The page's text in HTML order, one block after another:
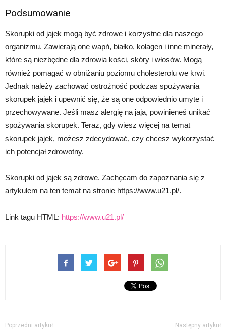
Podsumowanie
Skorupki od jajek mogą być zdrowe i korzystne dla naszego
organizmu. Zawierają one wapń, białko, kolagen i inne minerały,
które są niezbędne dla zdrowia kości, skóry i włosów. Mogą
również pomagać w obniżaniu poziomu cholesterolu we krwi.
Jednak należy zachować ostrożność podczas spożywania
skorupek jajek i upewnić się, że są one odpowiednio umyte i
przechowywane. Jeśli masz alergię na jaja, powinieneś unikać
spożywania skorupek. Teraz, gdy wiesz więcej na temat
skorupek jajek, możesz zdecydować, czy chcesz wykorzystać
ich potencjał zdrowotny.
Skorupki od jajek są zdrowe. Zachęcam do zapoznania się z
artykułem na ten temat na stronie https://www.u21.pl/.
Link tagu HTML: https://www.u21.pl/
Poprzedni artykuł Następny artykuł